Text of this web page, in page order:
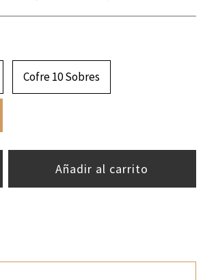
Cofre 10 Sobres
Añadir al carrito